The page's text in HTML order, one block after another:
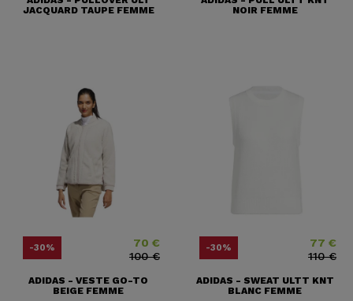
JACQUARD TAUPE FEMME
NOIR FEMME
-30% 70 €
Prix ​​habituel
100 €
ADIDAS - VESTE GO-TO
BEIGE FEMME
-30% 77 €
Prix
110 €
ADIDAS - SWEAT ULTT KNT
BLANC FEMME